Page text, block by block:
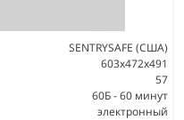
SENTRYSAFE (США)
603x472x491
57
60Б - 60 минут
электронный